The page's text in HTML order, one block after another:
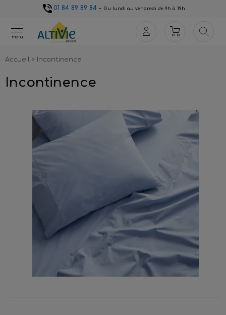
01 84 89 89 84- Du lundi au vendredi de 9h à 19h
menu
Accueil> Incontinence
Incontinence